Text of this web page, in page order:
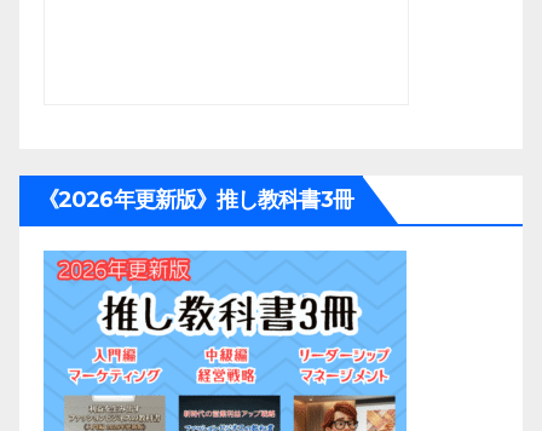
《2026年更新版》推し教科書3冊